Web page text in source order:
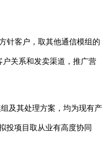
客户，取其他通信模组的
关系和发卖渠道，推广营
其处理方案，均为现有产
投项目取从业有高度协同